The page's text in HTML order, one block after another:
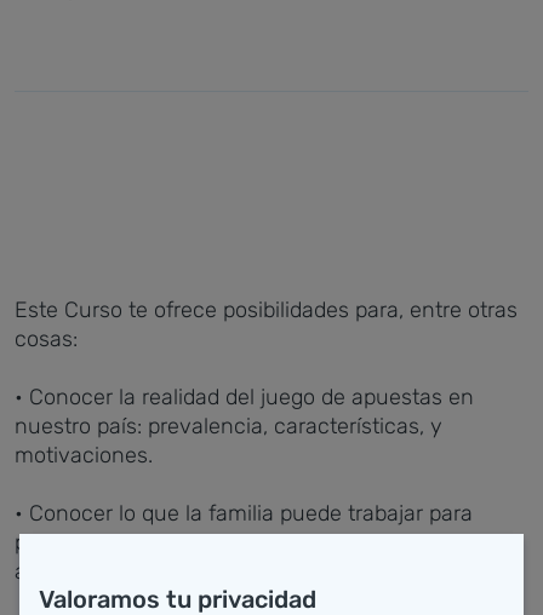
Este Curso te ofrece posibilidades para, entre otras
cosas:
• Conocer la realidad del juego de apuestas en
nuestro país: prevalencia, características, y
motivaciones.
• Conocer lo que la familia puede trabajar para
prevenir los problemas derivados del juego de
apuestas.
Valoramos tu privacidad